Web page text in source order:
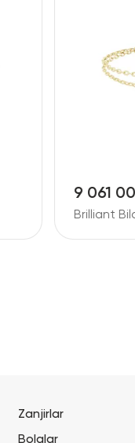
9 061
Brilliant
Zanjirlar
Bolalar